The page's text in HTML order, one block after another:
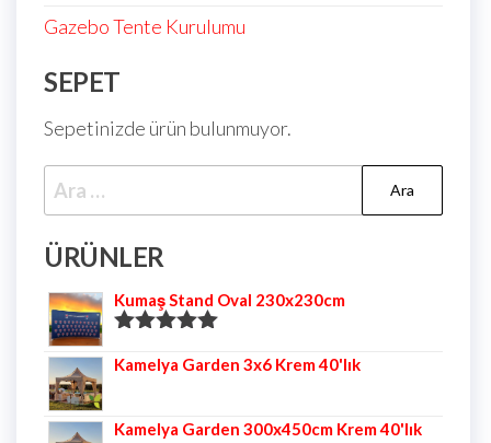
Gazebo Tente Kurulumu
SEPET
Sepetinizde ürün bulunmuyor.
ÜRÜNLER
Kumaş Stand Oval 230x230cm
5.00oy aldı
Kamelya Garden 3x6 Krem 40'lık
Kamelya Garden 300x450cm Krem 40'lık